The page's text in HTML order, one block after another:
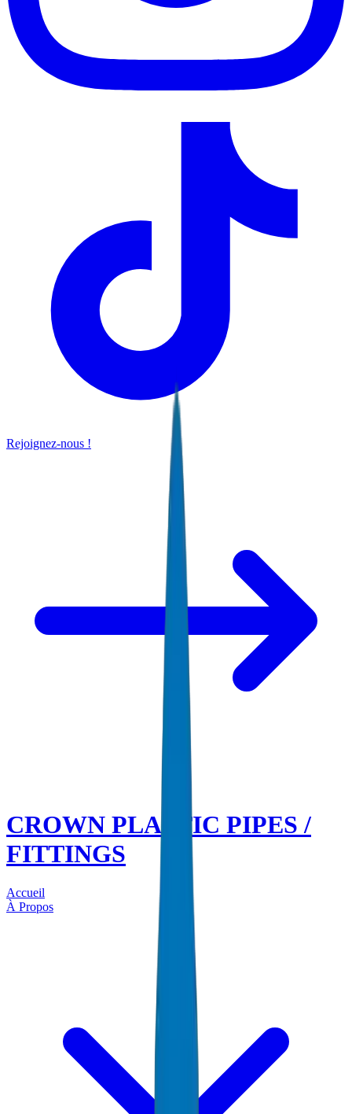
Rejoignez-nous !
CROWN PLASTIC PIPES /
FITTINGS
Accueil
À Propos